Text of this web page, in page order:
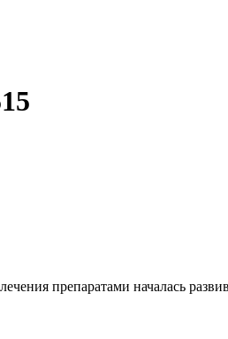
препаратами началась